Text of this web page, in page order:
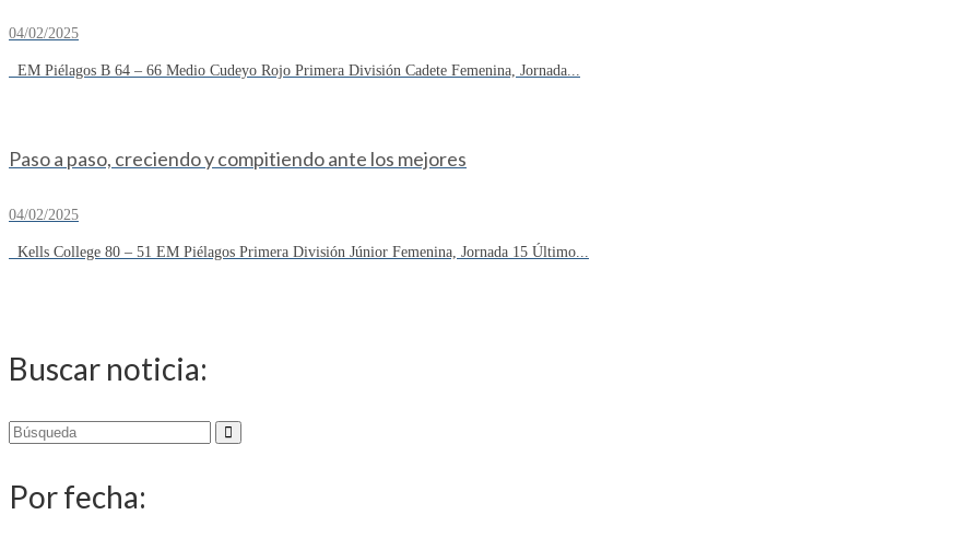
04/02/2025
EM Piélagos B 64 – 66 Medio Cudeyo Rojo Primera División Cadete Femenina, Jornada...
Paso a paso, creciendo y compitiendo ante los mejores
04/02/2025
Kells College 80 – 51 EM Piélagos Primera División Júnior Femenina, Jornada 15 Último...
Buscar noticia:
Buscar
Por fecha: